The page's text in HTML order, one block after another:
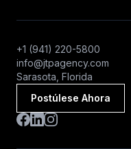
+1 (941) 220-5800
info@jtpagency.com
Sarasota, Florida
Postúlese Ahora